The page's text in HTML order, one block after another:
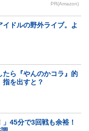
PR(Amazon)
ドルの野外ライブ。よ
たら『やんのかコラ』的
指を出すと？
」45分で3回戦も余裕！